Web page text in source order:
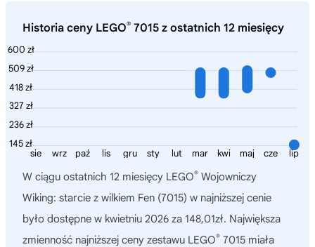
Historia ceny LEGO® 7015 z ostatnich 12 miesięcy
600 zł
509 zł
418 zł
327 zł
236 zł
145 zł
lip
cze
maj
kwi
mar
lut
sty
gru
lis
paź
wrz
sie
W ciągu ostatnich 12 miesięcy LEGO® Wojowniczy
Wiking: starcie z wilkiem Fen (7015) w najniższej cenie
było dostępne w kwietniu 2026 za 148,01zł. Największa
zmienność najniższej ceny zestawu LEGO® 7015 miała